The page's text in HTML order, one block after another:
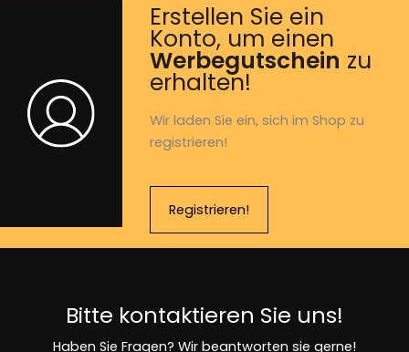
Erstellen Sie ein
Konto, um einen
Werbegutschein zu
erhalten!
Wir laden Sie ein, sich im Shop zu
registrieren!
Registrieren!
Bitte kontaktieren Sie uns!
Haben Sie Fragen? Wir beantworten sie gerne!